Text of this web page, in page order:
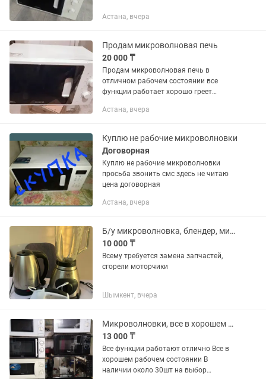
Астана, вчера
Продам микроволновая печь
20 000 ₸
Продам микроволновая печь в
отличном рабочем состоянии все
функции работает хорошо греет
20000
Астана, вчера
Куплю не рабочие микроволновки
Договорная
Куплю не рабочие микроволновки
просьба звонить смс здесь не читаю
цена договорная
Астана, вчера
Б/у микроволновка, блендер, миксер, эл.чайник
10 000 ₸
Всему требуется замена запчастей,
сгорели моторчики
Шымкент, вчера
Микроволновки, все в хорошем рабочем состоянии Б/У
13 000 ₸
Все функции работают отлично Все в
хорошем рабочем состоянии В
наличии около 30шт на выбор